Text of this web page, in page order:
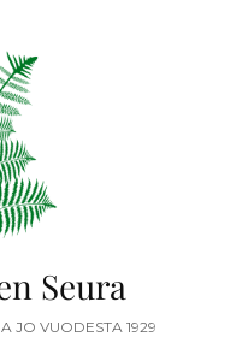
Seura
JO VUODESTA 1929